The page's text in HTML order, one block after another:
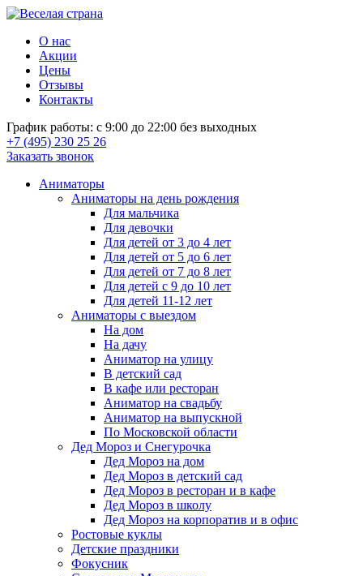
О нас
Акции
Цены
Отзывы
Контакты
График работы: с 9:00 до 22:00 без выходных
+7 (495) 230 25 26
Заказать звонок
Аниматоры
Аниматоры на день рождения
Для мальчика
Для девочки
Для детей от 3 до 4 лет
Для детей от 5 до 6 лет
Для детей от 7 до 8 лет
Для детей с 9 до 10 лет
Для детей 11-12 лет
Аниматоры с выездом
На дом
На дачу
Аниматор на улицу
В детский сад
В кафе или ресторан
Аниматор на свадьбу
Аниматор на выпускной
По Московской области
Дед Мороз и Снегурочка
Дед Мороз на дом
Дед Мороз в детский сад
Дед Мороз в ресторан и в кафе
Дед Мороз в школу
Дед Мороз на корпоратив и в офис
Ростовые куклы
Детские праздники
Фокусник